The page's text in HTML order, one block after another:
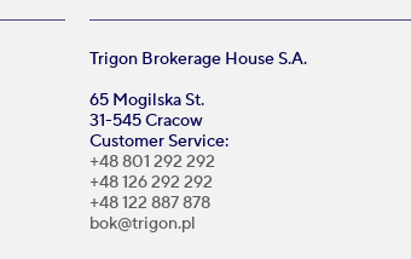
Trigon Brokerage House S.A.
65 Mogilska St.
31-545 Cracow
Customer Service:
+48 801 292 292
+48 126 292 292
+48 122 887 878
bok@trigon.pl